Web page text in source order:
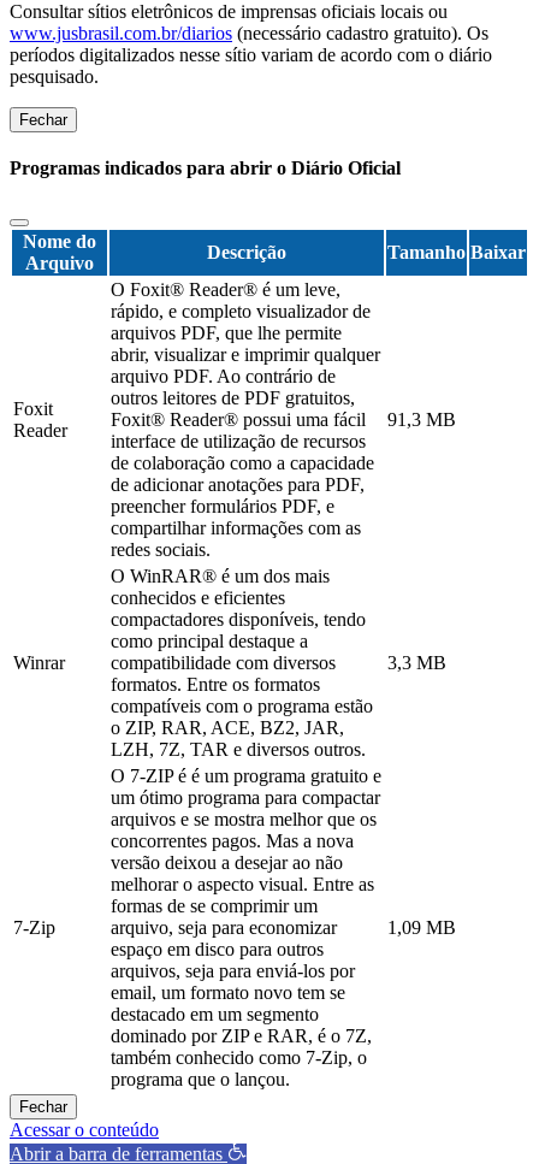
Consultar sítios eletrônicos de imprensas oficiais locais ou
www.jusbrasil.com.br/diarios (necessário cadastro gratuito). Os
períodos digitalizados nesse sítio variam de acordo com o diário
pesquisado.
Fechar
Programas indicados para abrir o Diário Oficial
Nome do
Arquivo
Descrição Tamanho Baixar
Foxit
Reader
O Foxit® Reader® é um leve,
rápido, e completo visualizador de
arquivos PDF, que lhe permite
abrir, visualizar e imprimir qualquer
arquivo PDF. Ao contrário de
outros leitores de PDF gratuitos,
Foxit® Reader® possui uma fácil
interface de utilização de recursos
de colaboração como a capacidade
de adicionar anotações para PDF,
preencher formulários PDF, e
compartilhar informações com as
redes sociais.
91,3 MB
Winrar
O WinRAR® é um dos mais
conhecidos e eficientes
compactadores disponíveis, tendo
como principal destaque a
compatibilidade com diversos
formatos. Entre os formatos
compatíveis com o programa estão
o ZIP, RAR, ACE, BZ2, JAR,
LZH, 7Z, TAR e diversos outros.
3,3 MB
7-Zip
O 7-ZIP é é um programa gratuito e
um ótimo programa para compactar
arquivos e se mostra melhor que os
concorrentes pagos. Mas a nova
versão deixou a desejar ao não
melhorar o aspecto visual. Entre as
formas de se comprimir um
arquivo, seja para economizar
espaço em disco para outros
arquivos, seja para enviá-los por
email, um formato novo tem se
destacado em um segmento
dominado por ZIP e RAR, é o 7Z,
também conhecido como 7-Zip, o
programa que o lançou.
1,09 MB
Fechar
Acessar o conteúdo
Abrir a barra de ferramentas